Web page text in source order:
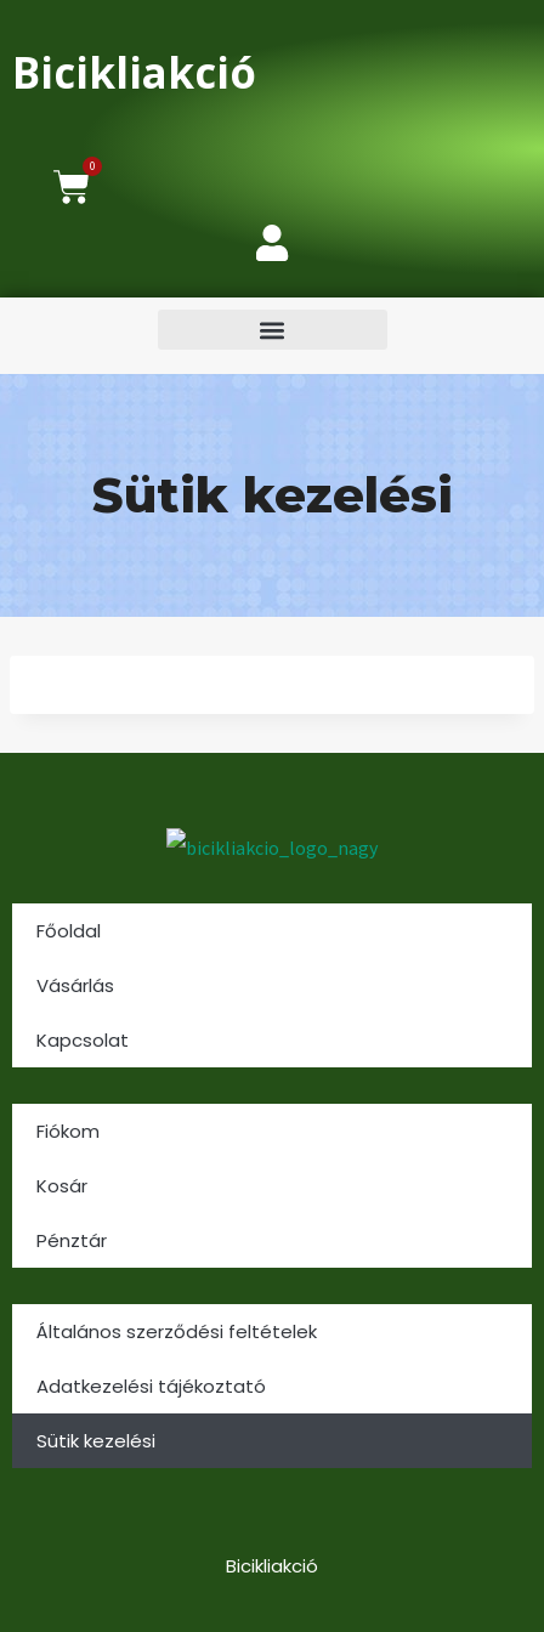
Bicikliakció
0
Sütik kezelési
Főoldal
Vásárlás
Kapcsolat
Fiókom
Kosár
Pénztár
Általános szerződési feltételek
Adatkezelési tájékoztató
Sütik kezelési
Bicikliakció